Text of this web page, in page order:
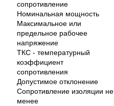
сопротивление
Номинальная мощность
Максимальное или
предельное рабочее
напряжение
ТКС - температурный
коэффициент
сопротивления
Допустимое отклонение
Сопротивление изоляции не
менее